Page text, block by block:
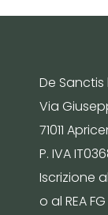
De
Via
71011
P. IVA
Iscrizione
o al REA